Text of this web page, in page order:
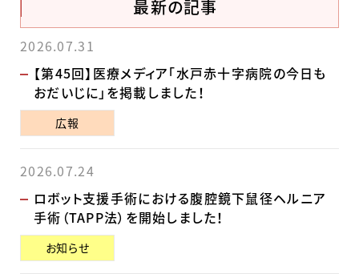
最新の記事
2026.07.31
【第45回】医療メディア「水戸赤十字病院の今日も
おだいじに」を掲載しました！
広報
2026.07.24
ロボット支援手術における腹腔鏡下鼠径ヘルニア
手術（TAPP法）を開始しました！
お知らせ